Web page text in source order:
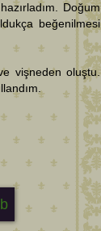
Doğum
beğenilmesi
vişneden oluştu.